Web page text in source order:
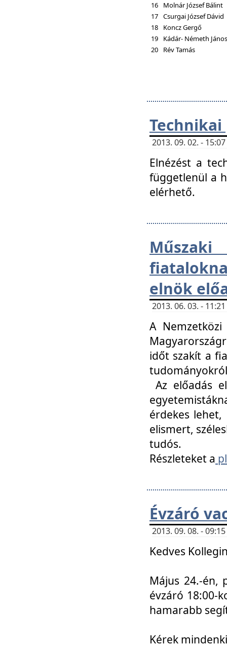
16
Molnár József Bálint
17 Csurgai József Dávid
18
Koncz Gergő
19
Kádár- Németh János
20
Rév Tamás
2013. 09. 02. -
Elnézést a
függetlenül a
elérhető.
elnök
2013. 06. 03. -
A
időt szakít a
Az előadás
érdekes lehet,
elismert,
tudós.
Részleteket a
Évzáró
2013. 09. 08. -
Kedves
Május 24.-én,
évzáró 18:00-
hamarabb
Kérek